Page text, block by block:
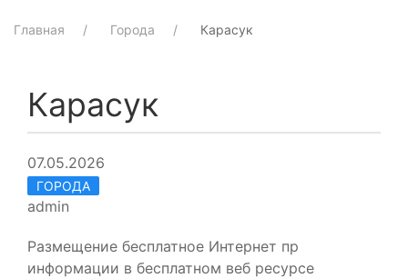
Главная Города Карасук
Карасук
07.05.2026
ГОРОДА
admin
Размещение бесплатное Интернет пр
информации в бесплатном веб ресурсе